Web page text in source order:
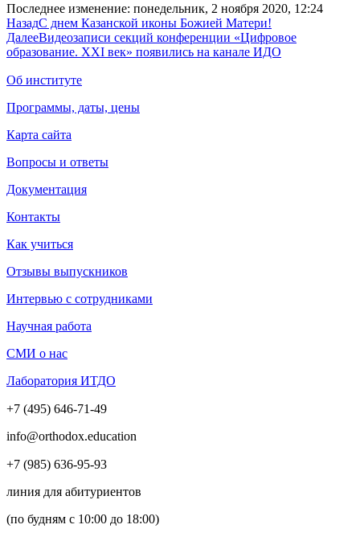
Последнее изменение: понедельник, 2 ноября 2020, 12:24
НазадС днем Казанской иконы Божией Матери!
ДалееВидеозаписи секций конференции «Цифровое
образование. XXI век» появились на канале ИДО
Об институте
Программы, даты, цены
Карта сайта
Вопросы и ответы
Документация
Контакты
Как учиться
Отзывы выпускников
Интервью с сотрудниками
Научная работа
СМИ о нас
Лаборатория ИТДО
+7 (495) 646-71-49
info@orthodox.education
+7 (985) 636-95-93
линия для абитуриентов
(по будням с 10:00 до 18:00)